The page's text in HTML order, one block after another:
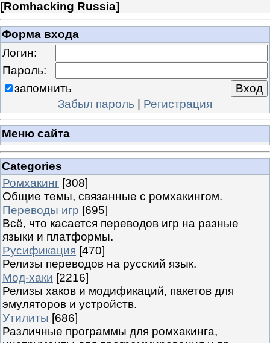
[Romhacking Russia]
Форма входа
Логин:
Пароль:
запомнить
Забыл пароль | Регистрация
Меню сайта
Categories
Ромхакинг [308]
Общие темы, связанные с ромхакингом.
Переводы игр [695]
Всё, что касается переводов игр на разные
языки и платформы.
Русификация [470]
Релизы переводов на русский язык.
Мод-хаки [2216]
Релизы хаков и модификаций, пакетов для
эмуляторов и устройств.
Утилиты [686]
Различные программы для ромхакинга,